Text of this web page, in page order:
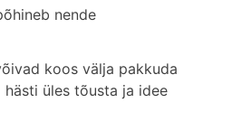
nende
koos välja pakkuda
üles tõusta ja idee